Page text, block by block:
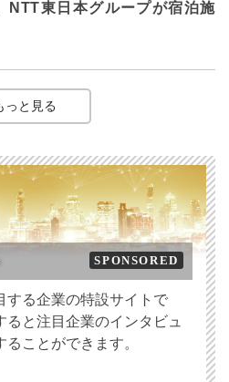
NTT東日本グループが宿泊施
っと見る
SPONSORED
する企業の特設サイトで
と注目企業のインタビュ
ことができます。